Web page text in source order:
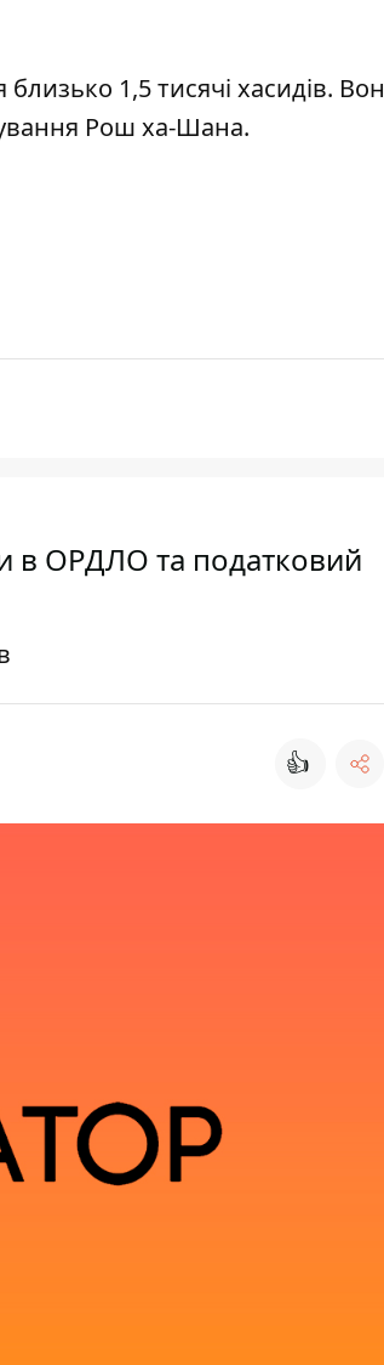
1,5 тисячі хасидів.
Рош ха-Шана.
в ОРДЛО та податковий
👍